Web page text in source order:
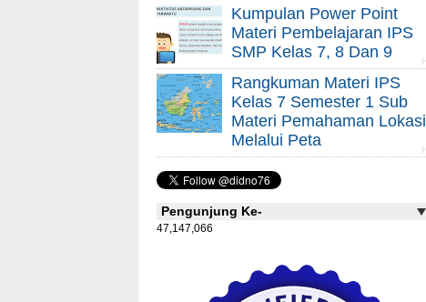
Kumpulan Power Point
Materi Pembelajaran IPS
SMP Kelas 7, 8 Dan 9
Rangkuman Materi IPS
Kelas 7 Semester 1 Sub
Materi Pemahaman Lokasi
Melalui Peta
Pengunjung Ke-
47,147,066